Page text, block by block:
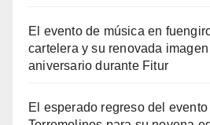
El evento de música en
cartelera y su renovada
aniversario durante Fitur
El esperado regreso del